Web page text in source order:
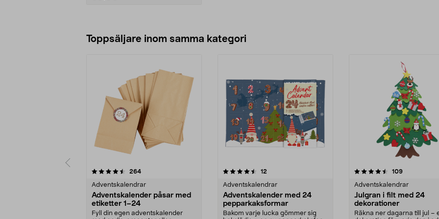
Toppsäljare inom samma kategori
264recensioner
Adventskalendrar
Adventskalender påsar med
etiketter 1–24
Fyll din egen adventskalender
4.5 av 5 stjärnor 12
Adventskalendrar
Adventskalender med 24
pepparkaksformar
Bakom varje lucka gömmer sig
4.5 av 5 stjärnor 109recensioner
Adventskalendrar
Julgran i filt med 24
dekorationer
Räkna ner dagarna till jul –
4.5 av 5 stjärnor